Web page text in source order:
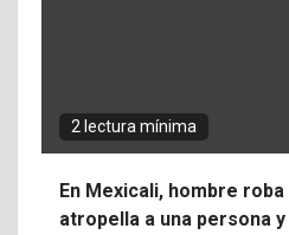
2 lectura mínima
En Mexicali, hombre
atropella a una persona